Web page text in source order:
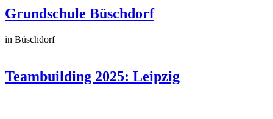
Grundschule Büschdorf
in Büschdorf
Teambuilding 2025: Leipzig